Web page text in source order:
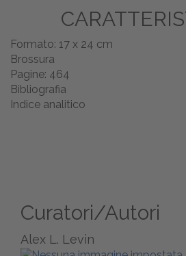
Formato: 17 x 24 cm
Brossura
Pagine: 464
Bibliografia
Indice analitico
Curatori/Autori
Alex L. Levin